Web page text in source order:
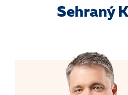
Sehraný